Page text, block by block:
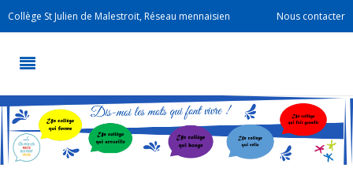
Collège St Julien de Malestroit, Réseau mennaisien Nous contacter